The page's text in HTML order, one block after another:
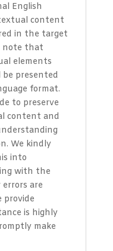
English
content
in the target
note that
elements
presented
format.
to preserve
content and
We kindly
into
with the
are
provide
is highly
make